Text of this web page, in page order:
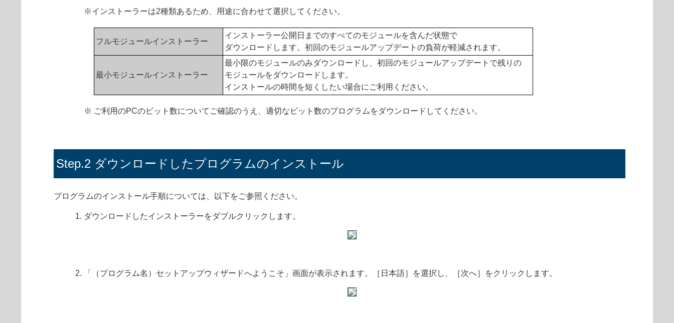
※インストーラーは2種類あるため、用途に合わせて選択してください。
フルモジュールインストーラー
インストーラー公開日までのすべてのモジュールを含んだ状態で
ダウンロードします。初回のモジュールアップデートの負荷が軽減されます。
最小モジュールインストーラー
最小限のモジュールのみダウンロードし、初回のモジュールアップデートで残りの
モジュールをダウンロードします。
インストールの時間を短くしたい場合にご利用ください。
※ ご利用のPCのビット数についてご確認のうえ、適切なビット数のプログラムをダウンロードしてください。
Step.2 ダウンロードしたプログラムのインストール
プログラムのインストール手順については、以下をご参照ください。
ダウンロードしたインストーラーをダブルクリックします。
「（プログラム名）セットアップウィザードへようこそ」画面が表示されます。［日本語］を選択し、［次へ］をクリックします。